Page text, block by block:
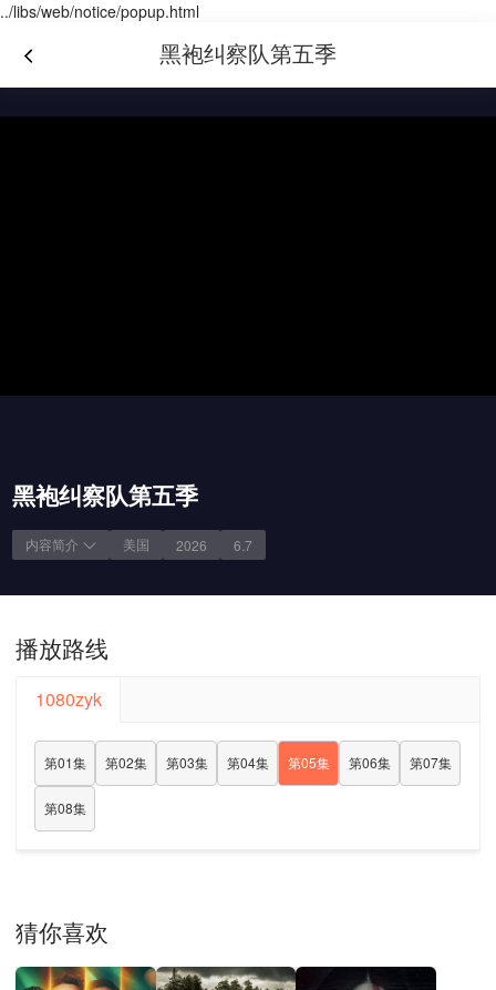
../libs/web/notice/popup.html
黑袍纠察队第五季
黑袍纠察队第五季
内容简介 美国 2026 6.7
播放路线
1080zyk
第01集 第02集 第03集 第04集 第05集 第06集 第07集
第08集
猜你喜欢